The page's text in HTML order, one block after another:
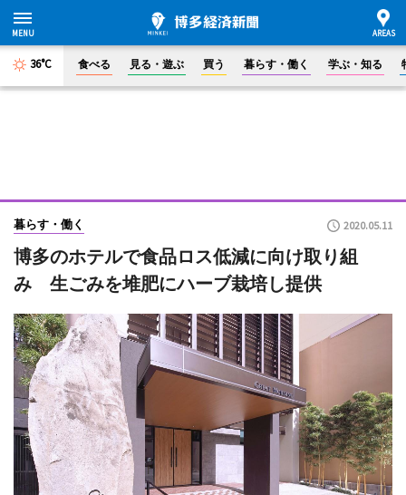
36°C 食べる 見る・遊ぶ 買う 暮らす・働く 学ぶ・知る
暮らす・働く 2020.05.11
博多のホテルで食品ロス低減に向け取り組
み 生ごみを堆肥にハーブ栽培し提供